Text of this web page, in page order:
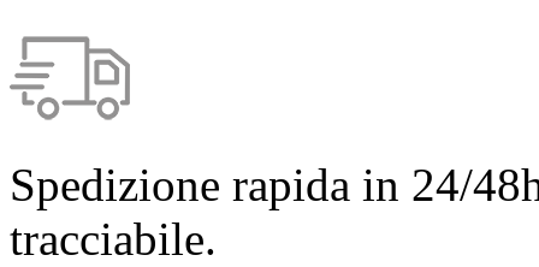
Spedizione rapida in 24/
tracciabile.